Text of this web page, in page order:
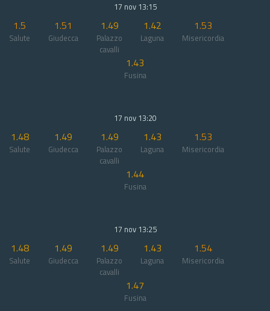
17 nov 13:15
1.5
Salute
1.51
Giudecca
1.49
Palazzo
cavalli
1.42
Laguna
1.53
Misericordia
1.43
Fusina
17 nov 13:20
1.48
Salute
1.49
Giudecca
1.49
Palazzo
cavalli
1.43
Laguna
1.53
Misericordia
1.44
Fusina
17 nov 13:25
1.48
Salute
1.49
Giudecca
1.49
Palazzo
cavalli
1.43
Laguna
1.54
Misericordia
1.47
Fusina